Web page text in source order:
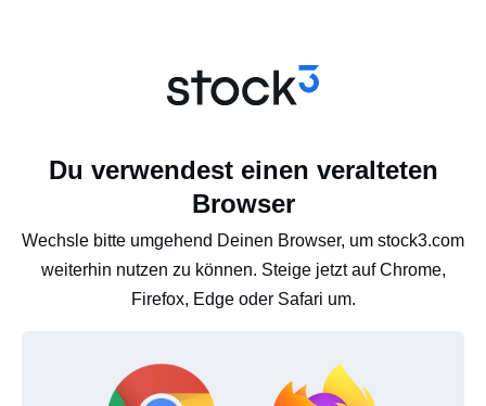
Du verwendest einen veralteten
Browser
Wechsle bitte umgehend Deinen Browser, um stock3.com
weiterhin nutzen zu können. Steige jetzt auf Chrome,
Firefox, Edge oder Safari um.